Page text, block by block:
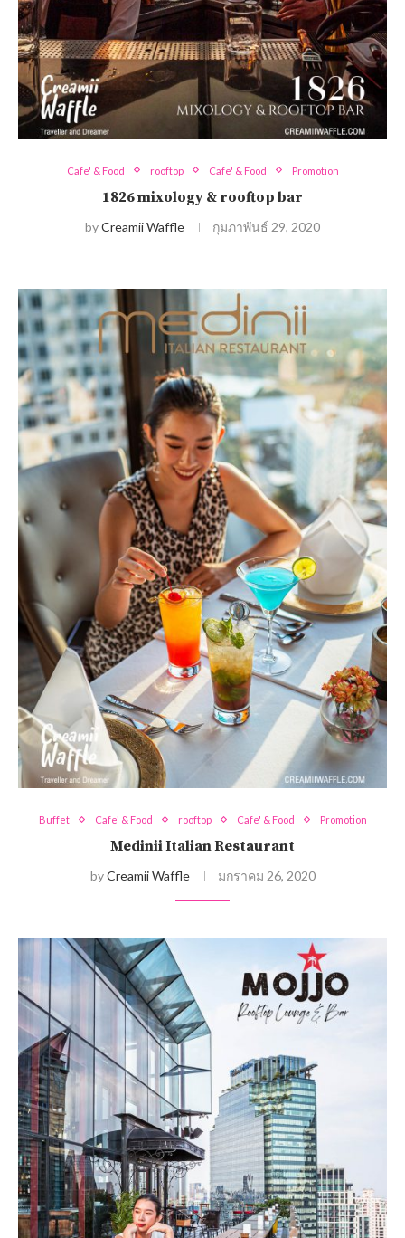
Cafe' & Food rooftop Cafe' & Food Promotion
1826 mixology & rooftop bar
byCreamii Waffle กุมภาพันธ์ 29, 2020
Buffet Cafe' & Food rooftop Cafe' & Food Promotion
Medinii Italian Restaurant
byCreamii Waffle มกราคม 26, 2020